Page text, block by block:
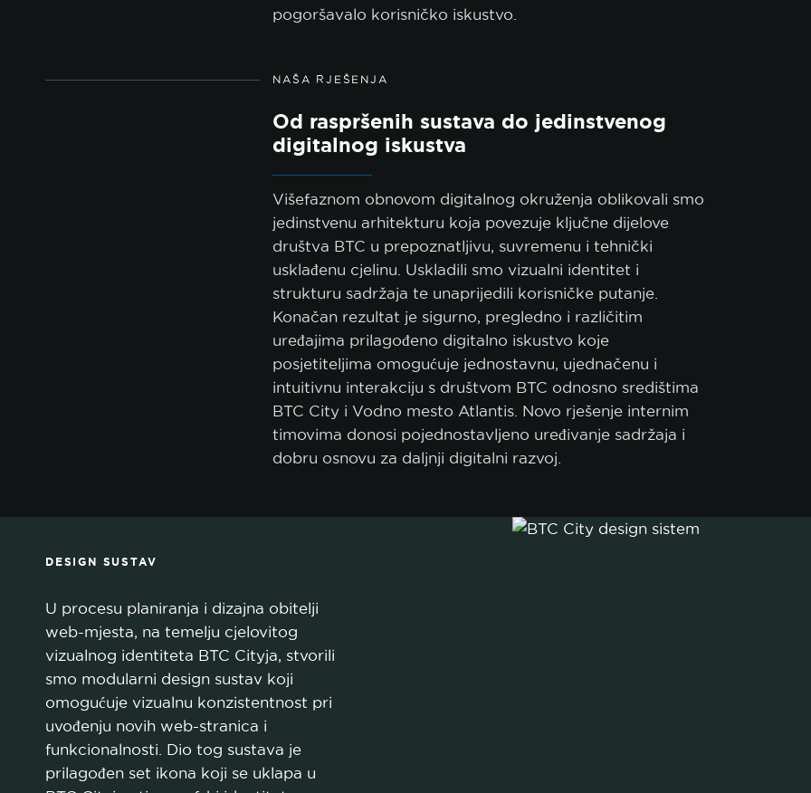
pogoršavalo korisničko iskustvo.
NAŠA RJEŠENJA
Od raspršenih sustava do jedinstvenog
digitalnog iskustva
Višefaznom obnovom digitalnog okruženja oblikovali smo
jedinstvenu arhitekturu koja povezuje ključne dijelove
društva BTC u prepoznatljivu, suvremenu i tehnički
usklađenu cjelinu. Uskladili smo vizualni identitet i
strukturu sadržaja te unaprijedili korisničke putanje.
Konačan rezultat je sigurno, pregledno i različitim
uređajima prilagođeno digitalno iskustvo koje
posjetiteljima omogućuje jednostavnu, ujednačenu i
intuitivnu interakciju s društvom BTC odnosno središtima
BTC City i Vodno mesto Atlantis. Novo rješenje internim
timovima donosi pojednostavljeno uređivanje sadržaja i
dobru osnovu za daljnji digitalni razvoj.
DESIGN SUSTAV
U procesu planiranja i dizajna obitelji
web-mjesta, na temelju cjelovitog
vizualnog identiteta BTC Cityja, stvorili
smo modularni design sustav koji
omogućuje vizualnu konzistentnost pri
uvođenju novih web-stranica i
funkcionalnosti. Dio tog sustava je
prilagođen set ikona koji se uklapa u